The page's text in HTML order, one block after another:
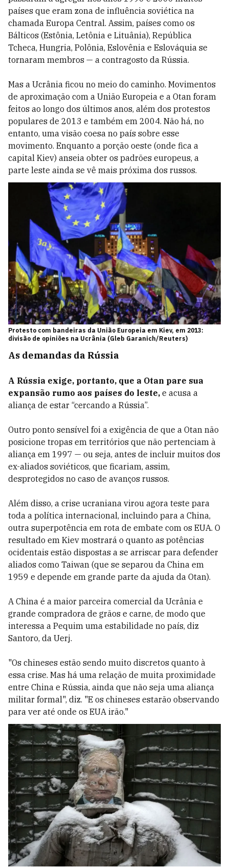
países que eram zona de influência soviética na
chamada Europa Central. Assim, países como os
Bálticos (Estônia, Letônia e Lituânia), República
Tcheca, Hungria, Polônia, Eslovênia e Eslováquia se
tornaram membros — a contragosto da Rússia.
Mas a Ucrânia ficou no meio do caminho. Movimentos
de aproximação com a União Europeia e a Otan foram
feitos ao longo dos últimos anos, além dos protestos
populares de 2013 e também em 2004. Não há, no
entanto, uma visão coesa no país sobre esse
movimento. Enquanto a porção oeste (onde fica a
capital Kiev) anseia obter os padrões europeus, a
parte leste ainda se vê mais próxima dos russos.
Protesto com bandeiras da União Europeia em Kiev, em 2013:
divisão de opiniões na Ucrânia (Gleb Garanich/Reuters)
As demandas da Rússia
A Rússia exige, portanto, que a Otan pare sua
expansão rumo aos países do leste, e acusa a
aliança de estar “cercando a Rússia”.
Outro ponto sensível foi a exigência de que a Otan não
posicione tropas em territórios que não pertenciam à
aliança em 1997 — ou seja, antes de incluir muitos dos
ex-aliados soviéticos, que ficariam, assim,
desprotegidos no caso de avanços russos.
Além disso, a crise ucraniana virou agora teste para
toda a política internacional, incluindo para a China,
outra superpotência em rota de embate com os EUA. O
resultado em Kiev mostrará o quanto as potências
ocidentais estão dispostas a se arriscar para defender
aliados como Taiwan (que se separou da China em
1959 e depende em grande parte da ajuda da Otan).
A China é a maior parceira comercial da Ucrânia e
grande compradora de grãos e carne, de modo que
interessa a Pequim uma estabilidade no país, diz
Santoro, da Uerj.
"Os chineses estão sendo muito discretos quanto à
essa crise. Mas há uma relação de muita proximidade
entre China e Rússia, ainda que não seja uma aliança
militar formal", diz. "E os chineses estarão observando
para ver até onde os EUA irão."